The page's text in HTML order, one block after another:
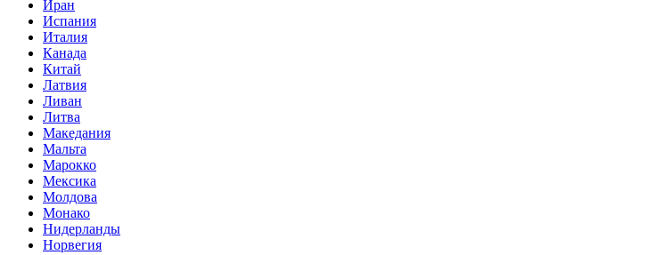
Иран
Испания
Италия
Канада
Китай
Латвия
Ливан
Литва
Македания
Мальта
Марокко
Мексика
Молдова
Монако
Нидерланды
Норвегия